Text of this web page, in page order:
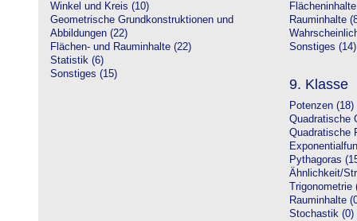
Winkel und Kreis (10)
Geometrische Grundkonstruktionen und
Abbildungen (22)
Flächen- und Rauminhalte (22)
Statistik (6)
Sonstiges (15)
Rauminhalte
Sonstiges (14)
9. Klasse
Potenzen (18)
Quadratische
Quadratische
Pythagoras
Ähnlichkeit/
Trigonometrie
Rauminhalte
Stochastik (0)